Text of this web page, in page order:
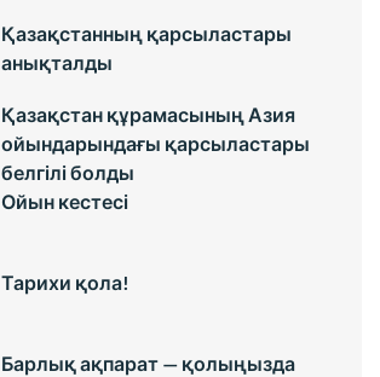
Қазақстанның қарсыластары
анықталды
Қазақстан құрамасының Азия
ойындарындағы қарсыластары
белгілі болды
Ойын кестесі
Тарихи қола!
Барлық ақпарат — қолыңызда